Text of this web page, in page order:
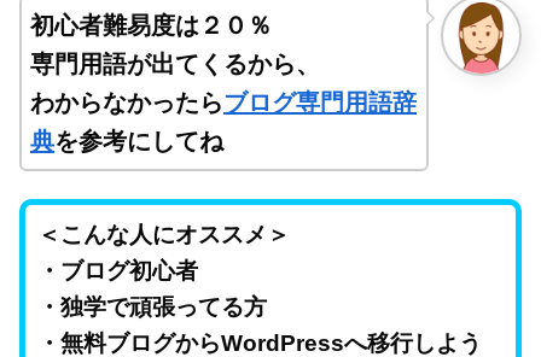
初心者難易度は２０％
専門用語が出てくるから、
わからなかったらブログ専門用語辞
典を参考にしてね
＜こんな人にオススメ＞
・ブログ初心者
・独学で頑張ってる方
・無料ブログからWordPressへ移行しよう